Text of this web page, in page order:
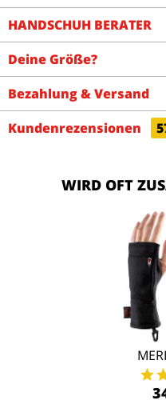
HANDSCHUH BERATER
Deine Größe?
Bezahlung & Versand
Kundenrezensionen
WIRD OFT